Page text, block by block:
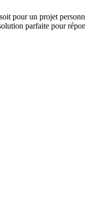
pour un projet
parfaite pour